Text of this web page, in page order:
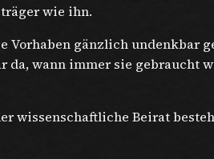
wie ihn.
Vorhaben gänzlich undenkbar
wann immer sie gebraucht
wissenschaftliche Beirat